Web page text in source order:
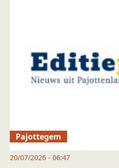
Pajottegem
20/07/2026 - 06:47